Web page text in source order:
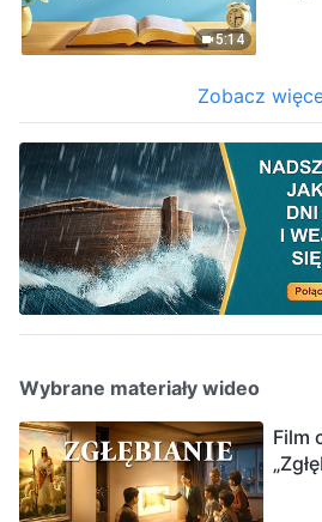
5:14
Zobacz
Wybrane materiały wideo
Film